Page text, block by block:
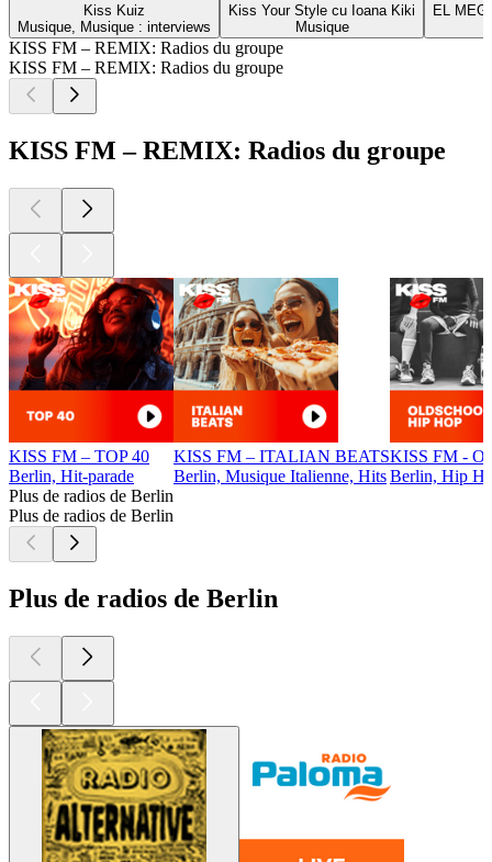
Kiss Kuiz
Musique, Musique : interviews
Kiss Your Style cu Ioana Kiki
Musique
EL
KISS FM – REMIX: Radios du groupe
KISS FM – REMIX: Radios du groupe
KISS FM – REMIX: Radios du groupe
KISS FM – TOP 40
Berlin, Hit-parade
KISS FM – ITALIAN BEATS
Berlin, Musique Italienne, Hits
KISS FM -
Berlin, Hip
Plus de radios de Berlin
Plus de radios de Berlin
Plus de radios de Berlin